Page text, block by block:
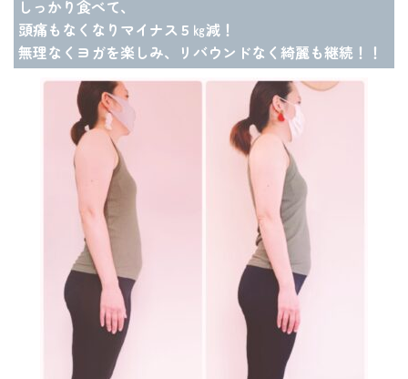
しっかり食べて、
頭痛もなくなりマイナス５㎏減！
無理なくヨガを楽しみ、リバウンドなく綺麗も継続！！